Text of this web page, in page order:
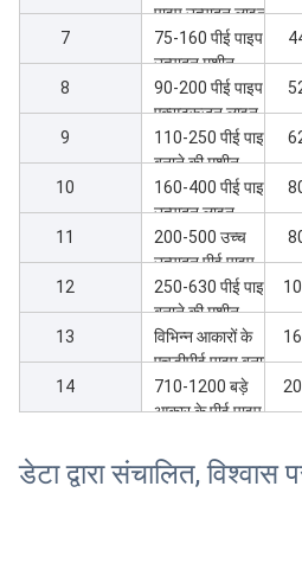
पाइप उत्पादन लाइन
7
75-160 पीई पाइप
उत्पादन मशीन
8
90-200 पीई पाइप
एक्सट्रूज़न लाइन
9
110-250 पीई पाइप
बनाने की मशीन
10
160-400 पीई पाइप
उत्पादन लाइन
11
200-500 उच्च
उत्पादन पीई पाइप
उत्पादन मशीन
12
250-630 पीई पाइप
बनाने की मशीन
13
विभिन्न आकारों के
एचडीपीई पाइप बनाने
के लिए पीई पाइप
कारखाना
14
710-1200 बड़े
आकार के पीई पाइप
डेटा द्वारा संचालित, विश्वास